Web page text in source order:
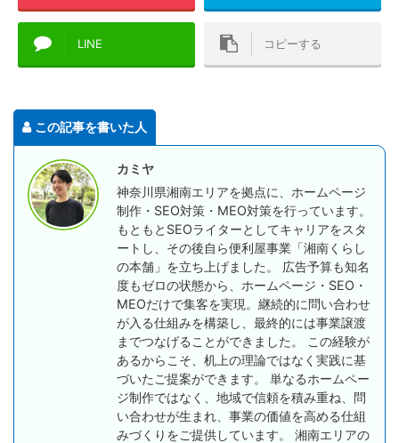
LINE コピーする
この記事を書いた人
カミヤ
神奈川県湘南エリアを拠点に、ホームページ
制作・SEO対策・MEO対策を行っています。
もともとSEOライターとしてキャリアをスタ
ートし、その後自ら便利屋事業「湘南くらし
の本舗」を立ち上げました。 広告予算も知名
度もゼロの状態から、ホームページ・SEO・
MEOだけで集客を実現。継続的に問い合わせ
が入る仕組みを構築し、最終的には事業譲渡
までつなげることができました。 この経験が
あるからこそ、机上の理論ではなく実践に基
づいたご提案ができます。 単なるホームペー
ジ制作ではなく、地域で信頼を積み重ね、問
い合わせが生まれ、事業の価値を高める仕組
みづくりをご提供しています。 湘南エリアの